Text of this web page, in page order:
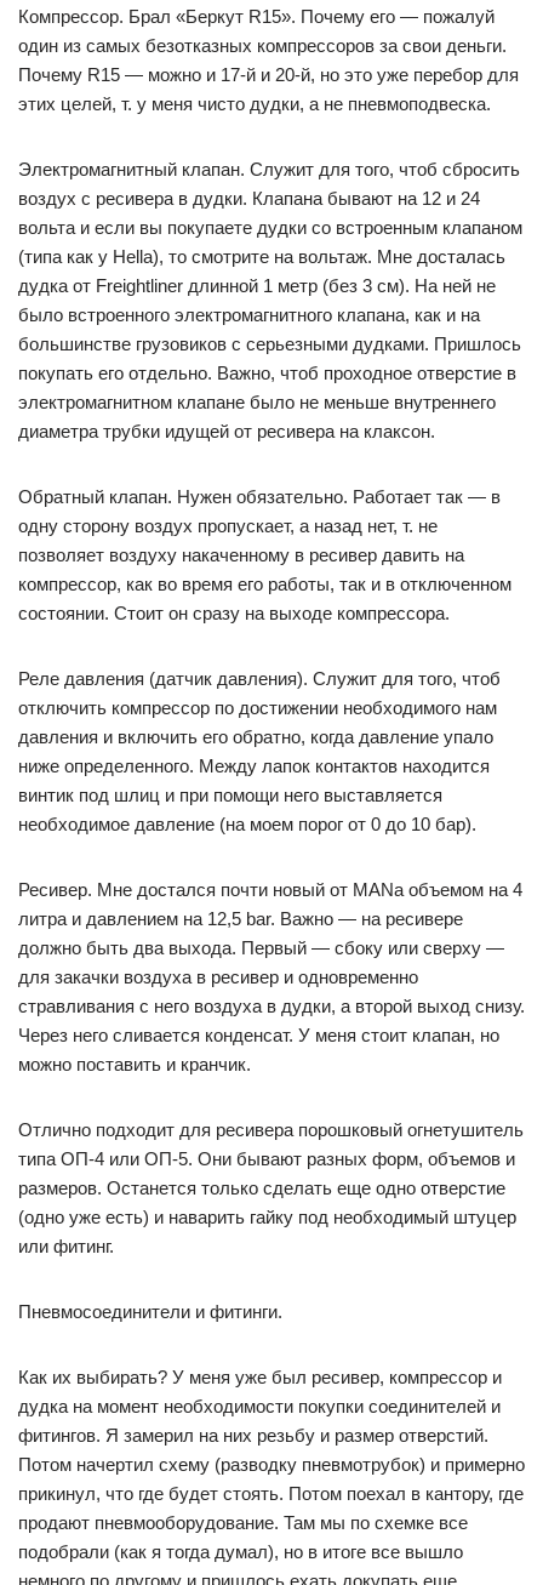
Компрессор. Брал «Беркут R15». Почему его — пожалуй
один из самых безотказных компрессоров за свои деньги.
Почему R15 — можно и 17-й и 20-й, но это уже перебор для
этих целей, т. у меня чисто дудки, а не пневмоподвеска.
Электромагнитный клапан. Служит для того, чтоб сбросить
воздух с ресивера в дудки. Клапана бывают на 12 и 24
вольта и если вы покупаете дудки со встроенным клапаном
(типа как у Hella), то смотрите на вольтаж. Мне досталась
дудка от Freightliner длинной 1 метр (без 3 см). На ней не
было встроенного электромагнитного клапана, как и на
большинстве грузовиков с серьезными дудками. Пришлось
покупать его отдельно. Важно, чтоб проходное отверстие в
электромагнитном клапане было не меньше внутреннего
диаметра трубки идущей от ресивера на клаксон.
Обратный клапан. Нужен обязательно. Работает так — в
одну сторону воздух пропускает, а назад нет, т. не
позволяет воздуху накаченному в ресивер давить на
компрессор, как во время его работы, так и в отключенном
состоянии. Стоит он сразу на выходе компрессора.
Реле давления (датчик давления). Служит для того, чтоб
отключить компрессор по достижении необходимого нам
давления и включить его обратно, когда давление упало
ниже определенного. Между лапок контактов находится
винтик под шлиц и при помощи него выставляется
необходимое давление (на моем порог от 0 до 10 бар).
Ресивер. Мне достался почти новый от MANа объемом на 4
литра и давлением на 12,5 bar. Важно — на ресивере
должно быть два выхода. Первый — сбоку или сверху —
для закачки воздуха в ресивер и одновременно
стравливания с него воздуха в дудки, а второй выход снизу.
Через него сливается конденсат. У меня стоит клапан, но
можно поставить и кранчик.
Отлично подходит для ресивера порошковый огнетушитель
типа ОП-4 или ОП-5. Они бывают разных форм, объемов и
размеров. Останется только сделать еще одно отверстие
(одно уже есть) и наварить гайку под необходимый штуцер
или фитинг.
Пневмосоединители и фитинги.
Как их выбирать? У меня уже был ресивер, компрессор и
дудка на момент необходимости покупки соединителей и
фитингов. Я замерил на них резьбу и размер отверстий.
Потом начертил схему (разводку пневмотрубок) и примерно
прикинул, что где будет стоять. Потом поехал в кантору, где
продают пневмооборудование. Там мы по схемке все
подобрали (как я тогда думал), но в итоге все вышло